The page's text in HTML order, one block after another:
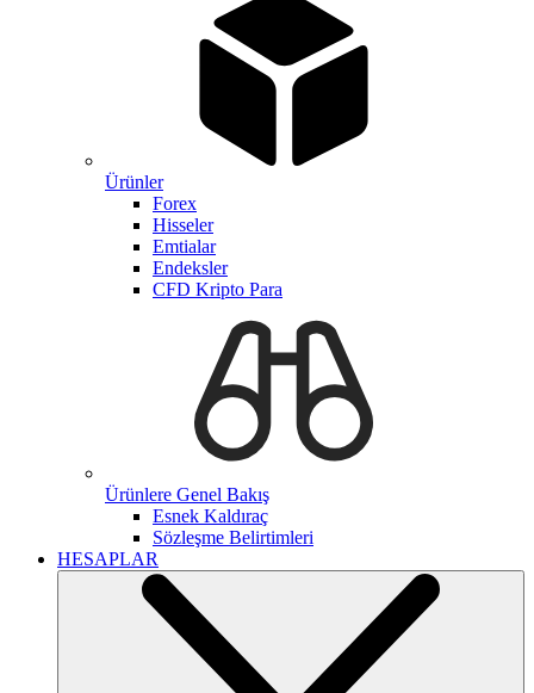
Ürünler
Forex
Hisseler
Emtialar
Endeksler
CFD Kripto Para
Ürünlere Genel Bakış
Esnek Kaldıraç
Sözleşme Belirtimleri
HESAPLAR